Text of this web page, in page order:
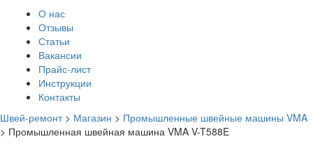
О нас
Отзывы
Статьи
Вакансии
Прайс-лист
Инструкции
Контакты
Швей-ремонт> Магазин > Промышленные швейные машины VMA
> Промышленная швейная машина VMA V-T588E